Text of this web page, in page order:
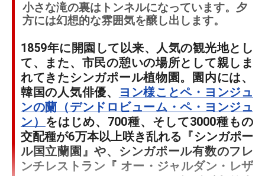
小さな滝の裏はトンネルになっています。夕
方には幻想的な雰囲気を醸し出します。
1859年に開園して以来、人気の観光地とし
て、また、市民の憩いの場所として親しま
れてきたシンガポール植物園。園内には、
韓国の人気俳優、
ヨン様ことペ・ヨンジュ
ンの蘭（デンドロビューム・ペ・ヨンジュ
ン） をはじめ、700種、そして3000種もの
交配種が6万本以上咲き乱れる『シンガポー
ル国立蘭園』や、シンガポール有数のフレ
ンチレストラン『 オー・ジャルダン・レザ